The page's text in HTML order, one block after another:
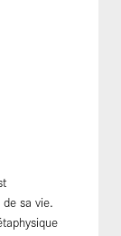
sa vie.